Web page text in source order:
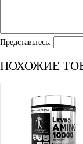
Представьтесь:
ПОХОЖИЕ